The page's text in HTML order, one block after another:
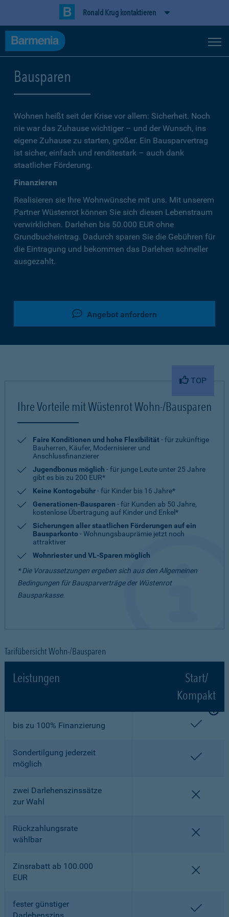
Ronald Krug kontaktieren
Bausparen
Wohnen heißt seit der Krise vor allem: Sicherheit. Noch
nie war das Zuhause wichtiger – und der Wunsch, ins
eigene Zuhause zu starten, größer. Ein Bausparvertrag
ist sicher, einfach und renditestark – auch dank
staatlicher Förderung.
Finanzieren
Realisieren sie Ihre Wohnwünsche mit uns. Mit unserem
Partner Wüstenrot können Sie sich diesen Lebenstraum
verwirklichen. Darlehen bis 50.000 EUR ohne
Grundbucheintrag. Dadurch sparen Sie die Gebühren für
die Eintragung und bekommen das Darlehen schneller
ausgezahlt.
Angebot anfordern
TOP
Ihre Vorteile mit Wüstenrot Wohn-/Bausparen
Faire Konditionen und hohe Flexibilität- für zukünftige
Bauherren, Käufer, Modernisierer und
Anschlussfinanzierer
Jugendbonus möglich - für junge Leute unter 25 Jahre
gibt es bis zu 200 EUR*
Keine Kontogebühr- für Kinder bis 16 Jahre*
Generationen-Bausparen - für Kunden ab 50 Jahre,
kostenlose Übertragung auf Kinder und Enkel*
Sicherungen aller staatlichen Förderungen auf ein
Bausparkonto- Wohnungsbauprämie jetzt noch
attraktiver
Wohnriester und VL-Sparen möglich
* Die Voraussetzungen ergeben sich aus den Allgemeinen
Bedingungen für Bausparverträge der Wüstenrot
Bausparkasse.
Tarifübersicht Wohn-/Bausparen
Leistungen
Start/
Kompakt
bis zu 100% Finanzierung
Sondertilgung jederzeit
möglich
zwei Darlehenszinssätze
zur Wahl
Rückzahlungsrate
wählbar
Zinsrabatt ab 100.000
EUR
fester günstiger